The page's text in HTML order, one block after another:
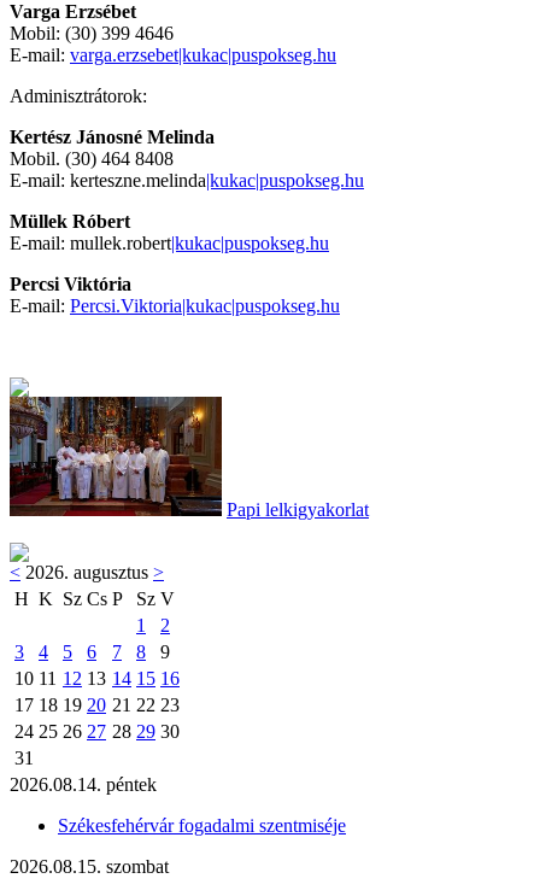
Varga Erzsébet
Mobil: (30) 399 4646
E-mail: varga.erzsebet|kukac|puspokseg.hu
Adminisztrátorok:
Kertész Jánosné Melinda
Mobil. (30) 464 8408
E-mail: kerteszne.melinda|kukac|puspokseg.hu
Müllek Róbert
E-mail: mullek.robert|kukac|puspokseg.hu
Percsi Viktória
E-mail: Percsi.Viktoria|kukac|puspokseg.hu
Papi lelkigyakorlat
< 2026. augusztus >
H K Sz Cs P Sz V
1
2
3
4 5 6 7 8
9
10 11 12 13 14 15 16
17 18 19 20 21 22 23
24 25 26 27 28 29 30
31
2026.08.14. péntek
Székesfehérvár fogadalmi szentmiséje
2026.08.15. szombat